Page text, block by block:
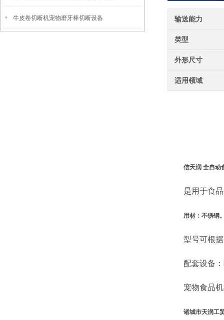
牛皮卷切断机宠物磨牙棒切断设备 输送能力
类型
外形尺寸
适用领域
信天润 全自动
是用于食品
用材：不锈钢
型号可根据
配套设备：输
宠物食品机
诸城市天润工